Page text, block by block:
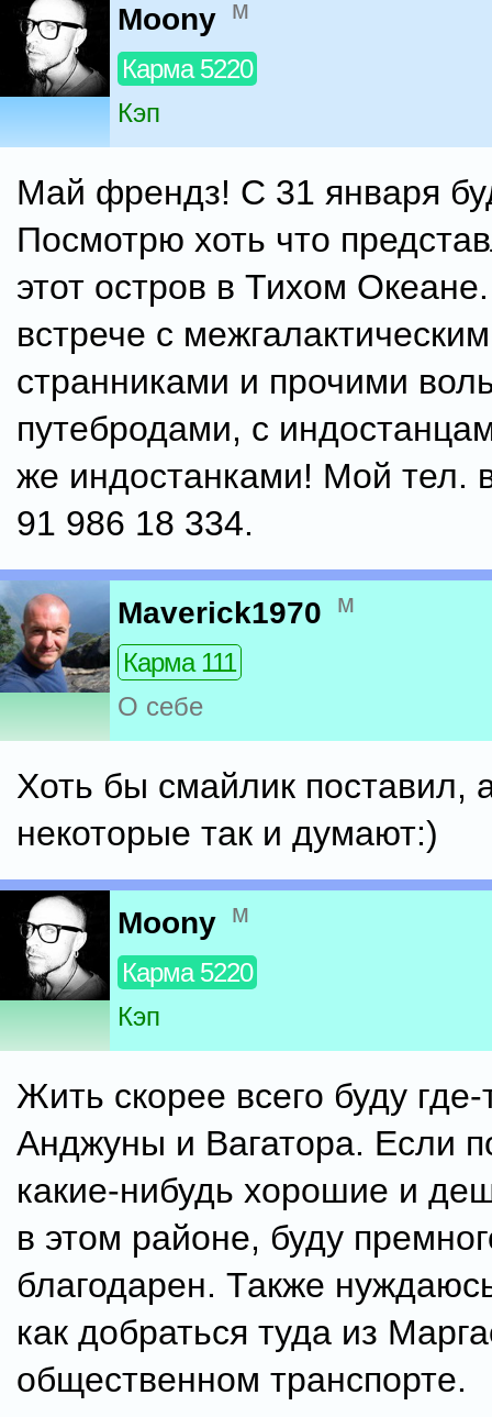
Moony м
Карма 5220
Кэп
Май френдз! С 31 января
Посмотрю хоть что
этот остров в Тихом
встрече с
странниками и прочими
путебродами, с
же индостанками! Мой тел.
91 986 18 334.
Maverick1970 м
Карма 111
О себе
Хоть бы смайлик поставил,
некоторые так и думают:)
Moony м
Карма 5220
Кэп
Жить скорее всего буду
Анджуны и Вагатора. Если
какие-нибудь хорошие и
в этом районе, буду
благодарен. Также
как добраться туда из
общественном транспорте.